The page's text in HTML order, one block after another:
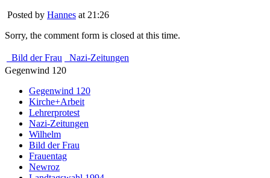
Posted by Hannes at 21:26
Sorry, the comment form is closed at this time.
Bild der Frau
Nazi-Zeitungen
Gegenwind 120
Gegenwind 120
Kirche+Arbeit
Lehrerprotest
Nazi-Zeitungen
Wilhelm
Bild der Frau
Frauentag
Newroz